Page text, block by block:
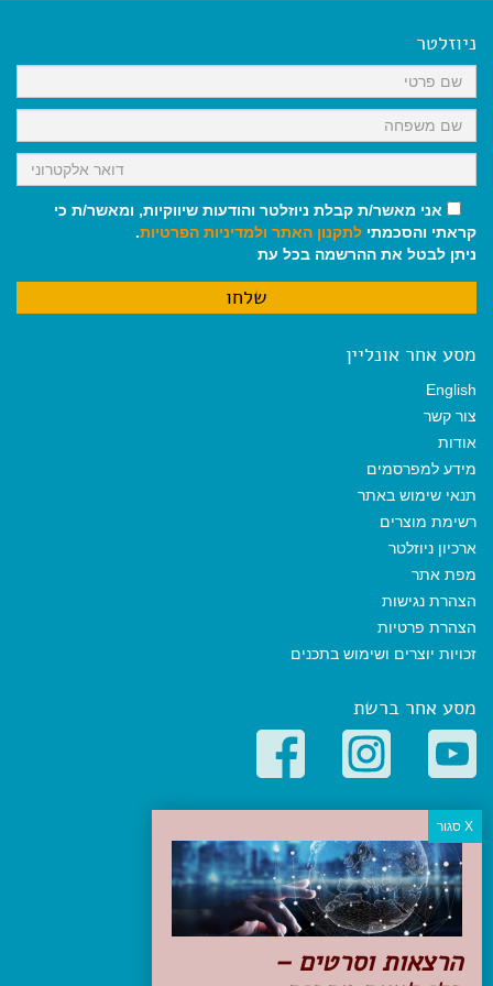
k
p
m
ניוזלטר
אני מאשר/ת קבלת ניוזלטר והודעות שיווקיות, ומאשר/ת כי
קראתי והסכמתי לתקנון האתר ולמדיניות הפרטיות.
ניתן לבטל את ההרשמה בכל עת
מסע אחר אונליין
English
צור קשר
אודות
מידע למפרסמים
תנאי שימוש באתר
רשימת מוצרים
ארכיון ניוזלטר
מפת אתר
הצהרת נגישות
הצהרת פרטיות
זכויות יוצרים ושימוש בתכנים
מסע אחר ברשת
קטגוריות פופולריות
יעדים
טיולים בישראל
מלונות בוטיק בישראל
טיפים והמלצות
הכנות לנסיעה
הרצאות וסרטים –